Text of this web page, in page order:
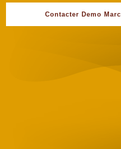
Contacter Demo Marc